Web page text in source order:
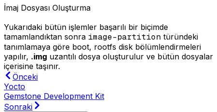
İmaj Dosyası Oluşturma
Yukarıdaki bütün işlemler başarılı bir biçimde
tamamlandıktan sonra image-partition türündeki
tanımlamaya göre boot, rootfs disk bölümlendirmeleri
yapılır, .img uzantılı dosya oluşturulur ve bütün dosyalar
içerisine taşınır.
Önceki
Yocto
Gemstone Development Kit
Sonraki